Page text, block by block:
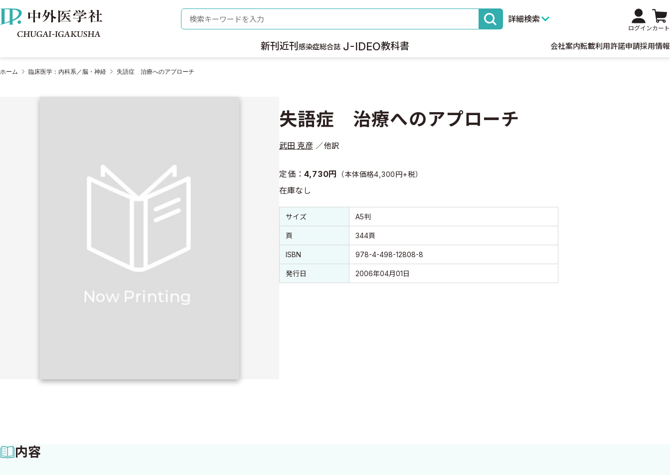
株式会社 中外医学社 検索キーワード 詳細検索
ログインカート
新刊 近刊 感染症総合誌 J-IDEO教科書 会社案内転載利用許諾申請採用情報
ホーム 臨床医学：内科系／脳・神経 失語症 治療へのアプローチ
失語症 治療へのアプローチ
武田 克彦 他訳
定価：4,730円 （本体価格4,300円+税）
在庫なし
書誌情報
書誌情報
サイズ A5判
頁 344頁
ISBN 978-4-498-12808-8
発行日 2006年04月01日
内容